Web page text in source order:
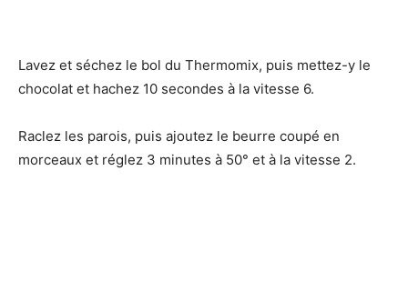
Lavez et séchez le bol du Thermomix, puis mettez-y le
chocolat et hachez 10 secondes à la vitesse 6.
Raclez les parois, puis ajoutez le beurre coupé en
morceaux et réglez 3 minutes à 50° et à la vitesse 2.